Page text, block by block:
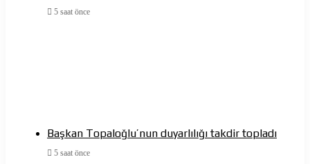
5 saat önce
Başkan Topaloğlu’nun duyarlılığı takdir topladı
5 saat önce